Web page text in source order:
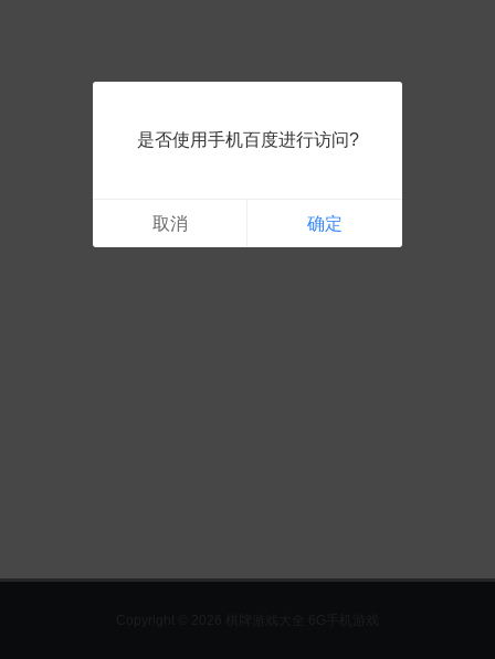
是否使用手机百度进行访问?
取消 确定